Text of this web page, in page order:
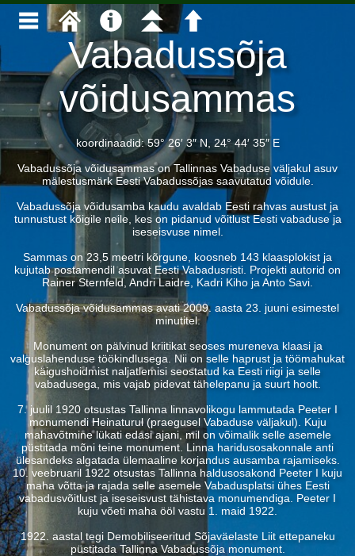
Vabadussõja
võidusammas
koordinaadid: 59° 26′ 3″ N, 24° 44′ 35″ E
Vabadussõja võidusammas on Tallinnas Vabaduse väljakul asuv
mälestusmärk Eesti Vabadussõjas saavutatud võidule.
Vabadussõja võidusamba kaudu avaldab Eesti rahvas austust ja
tunnustust kõigile neile, kes on pidanud võitlust Eesti vabaduse ja
iseseisvuse nimel.
Sammas on 23,5 meetri kõrgune, koosneb 143 klaasplokist ja
kujutab postamendil asuvat Eesti Vabadusristi. Projekti autorid on
Rainer Sternfeld, Andri Laidre, Kadri Kiho ja Anto Savi.
Vabadussõja võidusammas avati 2009. aasta 23. juuni esimestel
minutitel.
Monument on pälvinud kriitikat seoses mureneva klaasi ja
valguslahenduse töökindlusega. Nii on selle haprust ja töömahukat
käigushoidmist naljatlemisi seostatud ka Eesti riigi ja selle
vabadusega, mis vajab pidevat tähelepanu ja suurt hoolt.
7. juulil 1920 otsustas Tallinna linnavolikogu lammutada Peeter I
monumendi Heinaturul (praegusel Vabaduse väljakul). Kuju
mahavõtmine lükati edasi ajani, mil on võimalik selle asemele
püstitada mõni teine monument. Linna haridusosakonnale anti
ülesandeks algatada ülemaaline korjandus ausamba rajamiseks.
10. veebruaril 1922 otsustas Tallinna haldusosakond Peeter I kuju
maha võtta ja rajada selle asemele Vabadusplatsi ühes Eesti
vabadusvõitlust ja iseseisvust tähistava monumendiga. Peeter I
kuju võeti maha ööl vastu 1. maid 1922.
1922. aastal tegi Demobiliseeritud Sõjaväelaste Liit ettepaneku
püstitada Tallinna Vabadussõja monument.